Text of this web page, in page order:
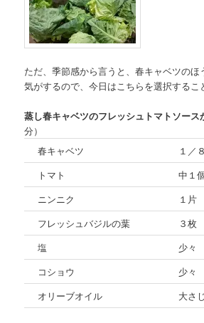
ただ、季節感から言うと、春キャベツの
気がするので、今日はこちらを選択するこ
蒸し春キャベツのフレッシュトマトソース
分）
春キャベツ
１／
トマト
中１
ニンニク
１片
フレッシュバジルの葉
３枚
塩
少々
コショウ
少々
オリーブオイル
大さ